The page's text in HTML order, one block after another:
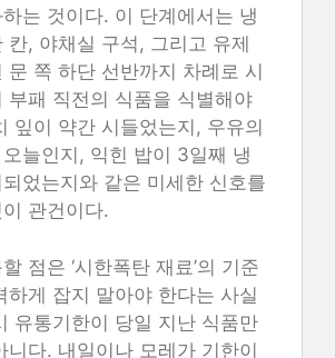
는 것이다. 이 단계에서는 냉
칸, 야채실 구석, 그리고 유제
문 쪽 하단 선반까지 차례로 시
부패 직전의 식품을 식별해야
잎이 약간 시들었는지, 우유의
늘인지, 익힌 밥이 3일째 냉
었는지와 같은 미세한 신호를
관건이다.
점은 ‘시한폭탄 재료’의 기준
하게 잡지 말아야 한다는 사실
유통기한이 당일 지난 식품만
니다. 내일이나 모레가 기한이